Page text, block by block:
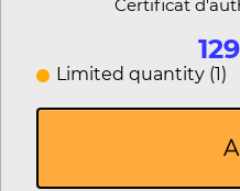
Certificat
Limited quantity (1)